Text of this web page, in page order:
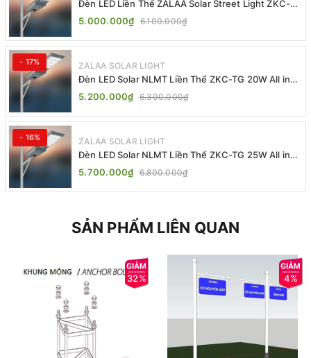
Đèn LED Liền Thể ZALAA Solar Street Light ZKC-
TG 20W 25W 30W All In One
5.000.000₫ 6.100.000₫
- 17% ZALAA SOLAR LIGHT
Đèn LED Solar NLMT Liền Thể ZKC-TG 20W All in
One | ZALAA Street Light
5.200.000₫ 6.300.000₫
- 16% ZALAA SOLAR LIGHT
Đèn LED Solar NLMT Liền Thể ZKC-TG 25W All in
One | ZALAA Street Light
5.700.000₫ 6.800.000₫
SẢN PHẨM LIÊN QUAN
32% 4%